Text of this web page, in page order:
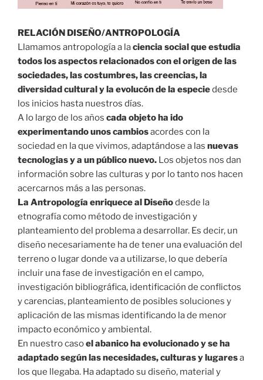
RELACIÓN DISEÑO/ANTROPOLOGÍA⁣
Llamamos antropología a laciencia social que estudia
todos los aspectos relacionados con el origen de las
sociedades, las costumbres, las creencias, la
diversidad cultural y la evolucón de la especiedesde
los inicios hasta nuestros días. ⁣
A lo largo de los años cada objeto ha ido
experimentando unos cambiosacordes con la
sociedad en la que vivimos, adaptándose a las nuevas
tecnologias y a un público nuevo. Los objetos nos dan
información sobre las culturas y por lo tanto nos hacen
acercarnos más a las personas. ⁣
La Antropología enriquece al Diseñodesde la
etnografía como método de investigación y
planteamiento del problema a desarrollar. Es decir, un
diseño necesariamente ha de tener una evaluación del
terreno o lugar donde va a utilizarse, lo que debería
incluir una fase de investigación en el campo,
investigación bibliográfica, identificación de conflictos
y carencias, planteamiento de posibles soluciones y
aplicación de las mismas identificando la de menor
impacto económico y ambiental.⁣
En nuestro casoel abanico ha evolucionado y se ha
adaptado según las necesidades, culturas y lugaresa
los que llegaba. Ha adaptado su diseño, material y